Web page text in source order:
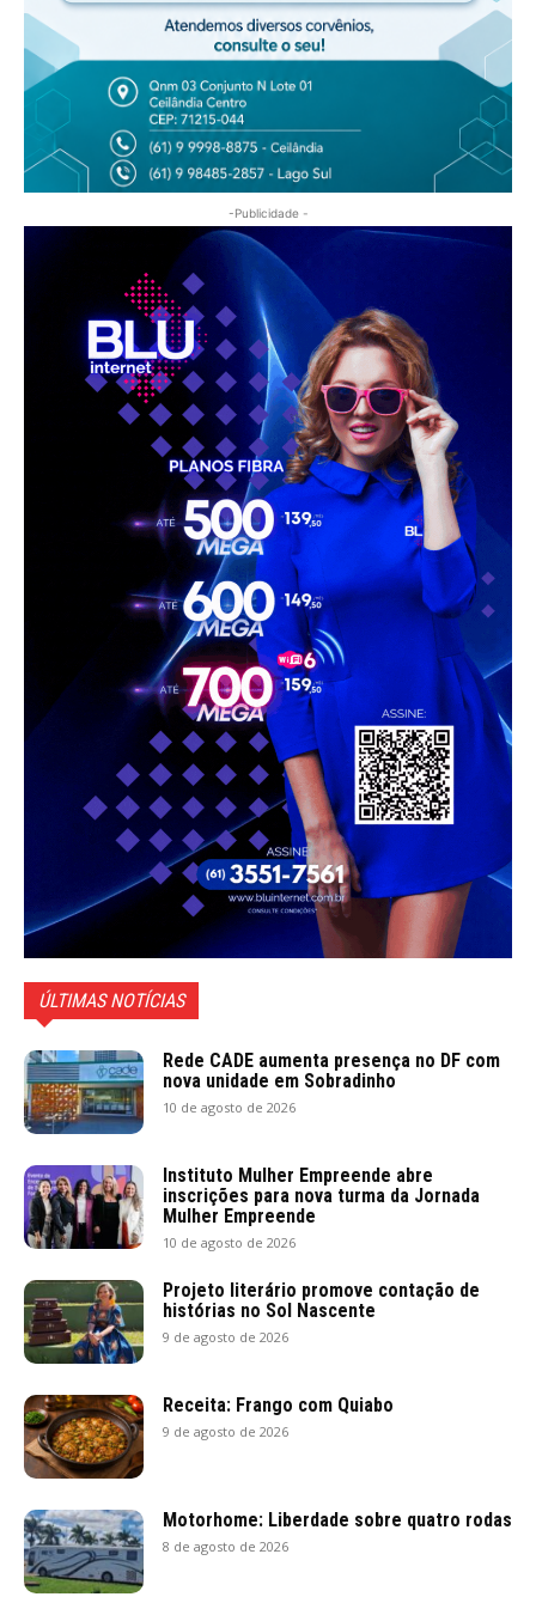
-Publicidade -
ÚLTIMAS NOTÍCIAS
Rede CADE aumenta presença no DF com
nova unidade em Sobradinho
10 de agosto de 2026
Instituto Mulher Empreende abre
inscrições para nova turma da Jornada
Mulher Empreende
10 de agosto de 2026
Projeto literário promove contação de
histórias no Sol Nascente
9 de agosto de 2026
Receita: Frango com Quiabo
9 de agosto de 2026
Motorhome: Liberdade sobre quatro rodas
8 de agosto de 2026